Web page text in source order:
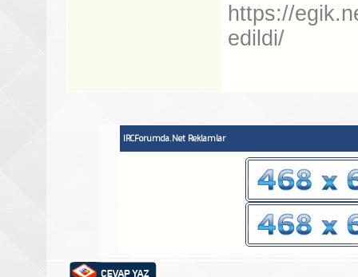
https://
edildi/
IRCForumda.Net Reklamlar